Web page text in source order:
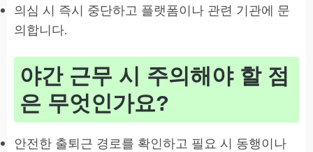
의심 시 즉시 중단하고 플랫폼이나 관련 기관에 문
의합니다.
야간 근무 시 주의해야 할 점
은 무엇인가요?
안전한 출퇴근 경로를 확인하고 필요 시 동행이나